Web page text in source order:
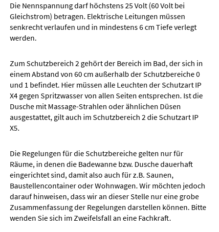
Die Nennspannung darf höchstens 25 Volt (60 Volt bei
Gleichstrom) betragen. Elektrische Leitungen müssen
senkrecht verlaufen und in mindestens 6 cm Tiefe verlegt
werden.
Zum Schutzbereich 2 gehört der Bereich im Bad, der sich in
einem Abstand von 60 cm außerhalb der Schutzbereiche 0
und 1 befindet. Hier müssen alle Leuchten der Schutzart IP
X4 gegen Spritzwasser von allen Seiten entsprechen. Ist die
Dusche mit Massage-Strahlen oder ähnlichen Düsen
ausgestattet, gilt auch im Schutzbereich 2 die Schutzart IP
X5.
Die Regelungen für die Schutzbereiche gelten nur für
Räume, in denen die Badewanne bzw. Dusche dauerhaft
eingerichtet sind, damit also auch für z.B. Saunen,
Baustellencontainer oder Wohnwagen. Wir möchten jedoch
darauf hinweisen, dass wir an dieser Stelle nur eine grobe
Zusammenfassung der Regelungen darstellen können. Bitte
wenden Sie sich im Zweifelsfall an eine Fachkraft.